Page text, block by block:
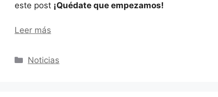
este post ¡Quédate que empezamos!
Leer más
Categorías
Noticias